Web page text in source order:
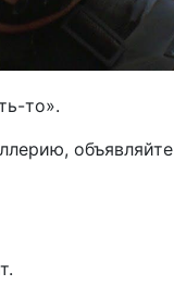
то».
объявляйте